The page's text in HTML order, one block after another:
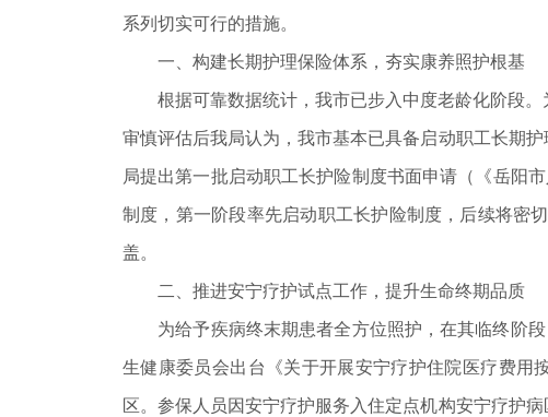
系列切实可行的措施。
一、构建长期护理保险体系，夯实康养照护根基
根据可靠数据统计，我市已步入中度老龄化阶段。
审慎评估后我局认为，我市基本已具备启动职工长期
局提出第一批启动职工长护险制度书面申请（《岳阳
制度，第一阶段率先启动职工长护险制度，后续将密
盖。
二、推进安宁疗护试点工作，提升生命终期品质
为给予疾病终末期患者全方位照护，在其临终阶段
生健康委员会出台《关于开展安宁疗护住院医疗费用
区。参保人员因安宁疗护服务入住定点机构安宁疗护